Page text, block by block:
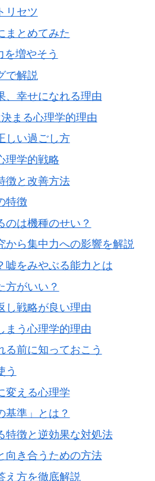
リセツ
まとめてみた
増やそう
で解説
、幸せになれる理由
まる心理学的理由
しい過ごし方
理学的戦略
徴と改善方法
特徴
のは機種のせい？
から集中力への影響を解説
嘘をみやぶる能力とは
方がいい？
し戦略が良い理由
まう心理学的理由
る前に知っておこう
う
変える心理学
基準」とは？
特徴と逆効果な対処法
向き合うための方法
え方を徹底解説